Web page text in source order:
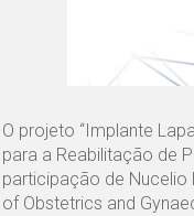
O projeto “Implante
para a Reabilitação de
participação de Nucelio
of Obstetrics and